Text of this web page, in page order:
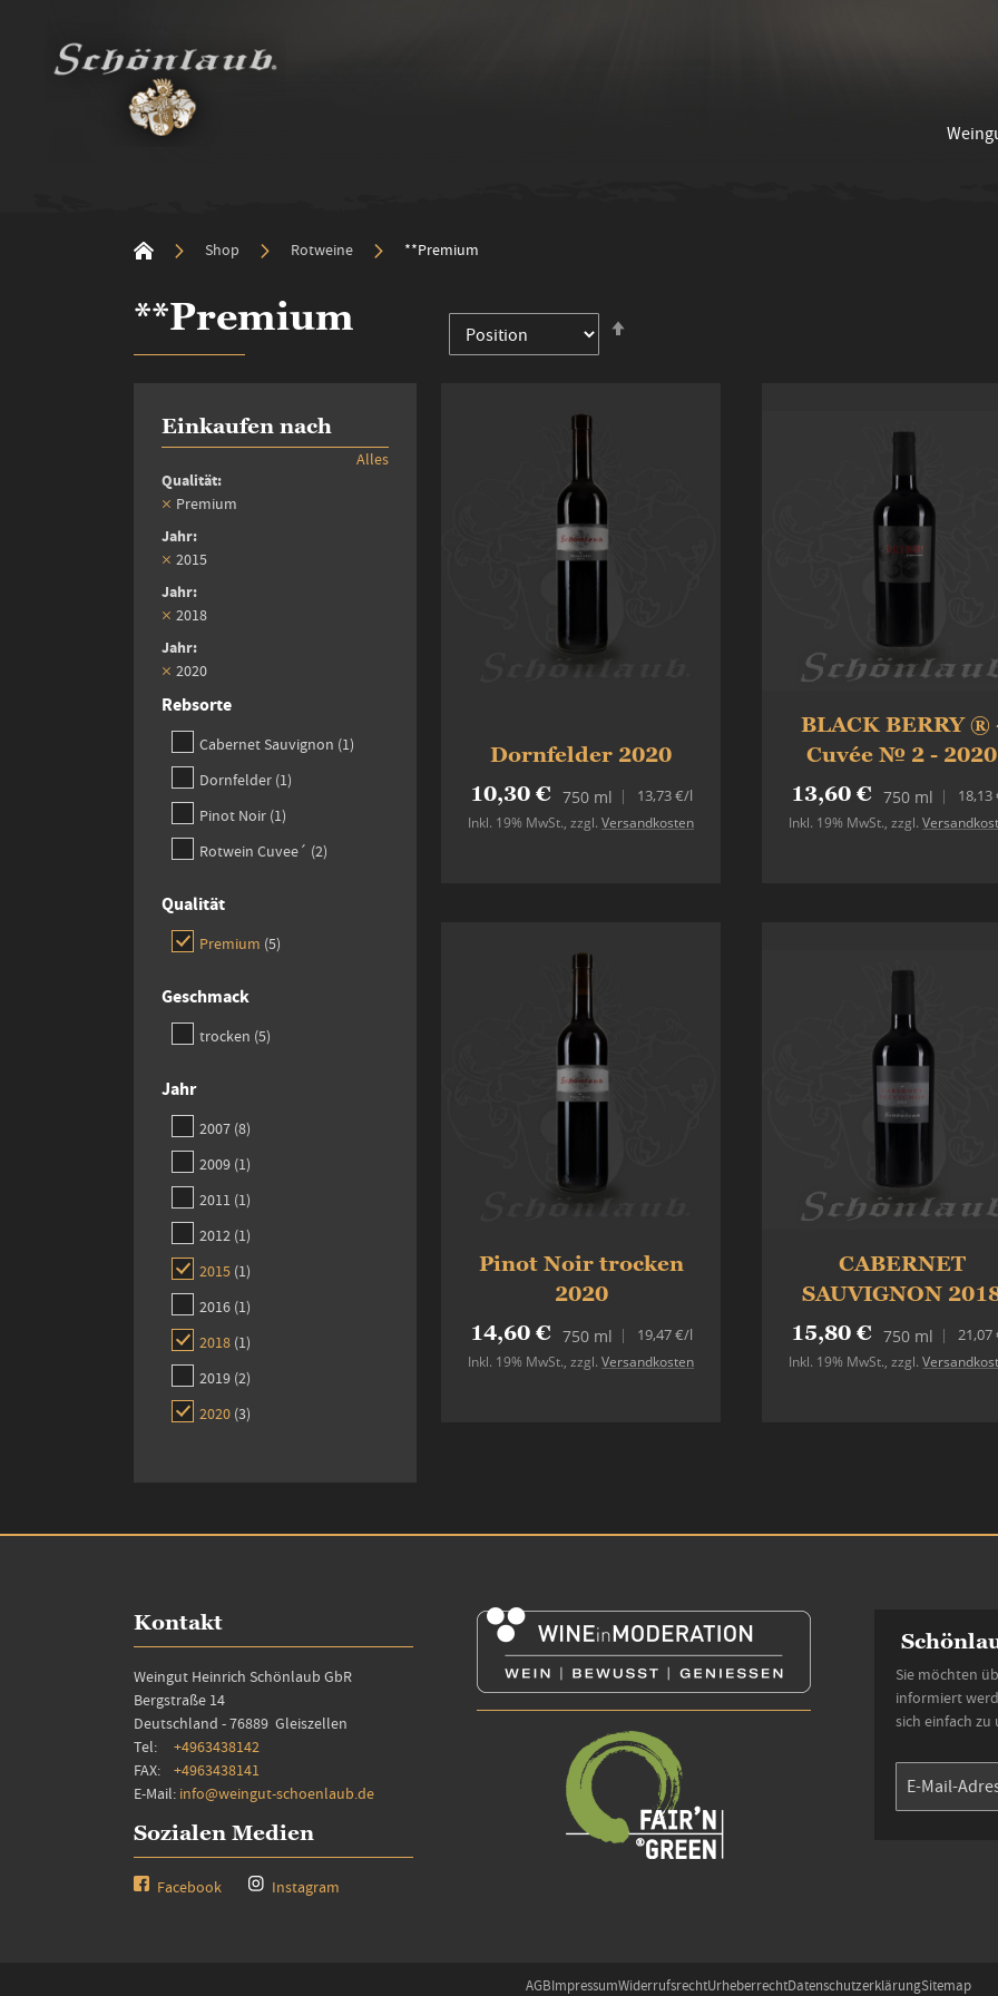
Shop Rotweine **Premium
**Premium
Dornfelder 2020
10,30 € 750 ml
Inkl. 19% MwSt.,zzgl.Versandkosten
13,73 €/l
BLACK BERRY ®
Cuvée № 2 - 2020
13,60 € 750 ml
Inkl. 19% MwSt.,zzgl.
18,13
Pinot Noir trocken
2020
14,60 € 750 ml
Inkl. 19% MwSt.,zzgl.Versandkosten
19,47 €/l
CABERNET
SAUVIGNON
15,80 € 750 ml
Inkl. 19% MwSt.,zzgl.
21,07
Einkaufen nach
Qualität
Premium
Jahr
2015
Jahr
2018
Jahr
2020
Alles
Rebsorte
Cabernet Sauvignon 1item
Dornfelder 1item
Pinot Noir 1item
Rotwein Cuvee´ 2items
Qualität
Premium 5items
Geschmack
trocken 5items
Jahr
2007 8items
2009 1item
2011 1item
2012 1item
2015 1item
2016 1item
2018 1item
2019 2items
2020 3items
Kontakt
Weingut Heinrich Schönlaub GbR
Bergstraße 14
Deutschland - 76889 Gleiszellen
Tel: +4963438142
FAX: +4963438141
E-Mail: info@weingut-schoenlaub.de
Sozialen Medien
Facebook Instagram
Sie möchten
informiert
sich einfach
AGBImpressumWiderrufsrechtUrheberrechtDatenschutzerklärungSitemap